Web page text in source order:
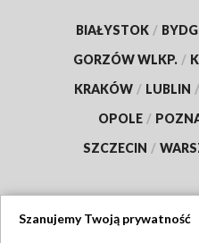
BIAŁYSTOK /
GORZÓW WLKP. /
KRAKÓW / LUBLIN /
OPOLE /
SZCZECIN /
Szanujemy Twoją prywatność